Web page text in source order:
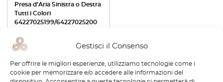
Gestisci il Consenso
Per offrire le migliori esperienze, utilizziamo tecnologie come i
cookie per memorizzare e/o accedere alle informazioni del
Presa d’Aria Sinistra o Destra
Tutti i Colori
64227025199/64227025200
€38,40